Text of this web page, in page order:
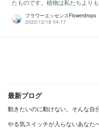
たものです。植物は私たちより
フラワーエッセンスFlowerdrops
2020/12/18 04:17
最新ブログ
動きたいのに動けない。そんな自
やる気スイッチが入らないあなた